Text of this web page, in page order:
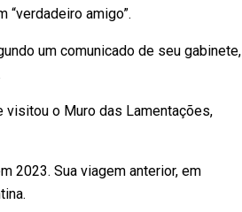
amigo”.
um comunicado de seu gabinete,
visitou o Muro das Lamentações,
2023. Sua viagem anterior, em